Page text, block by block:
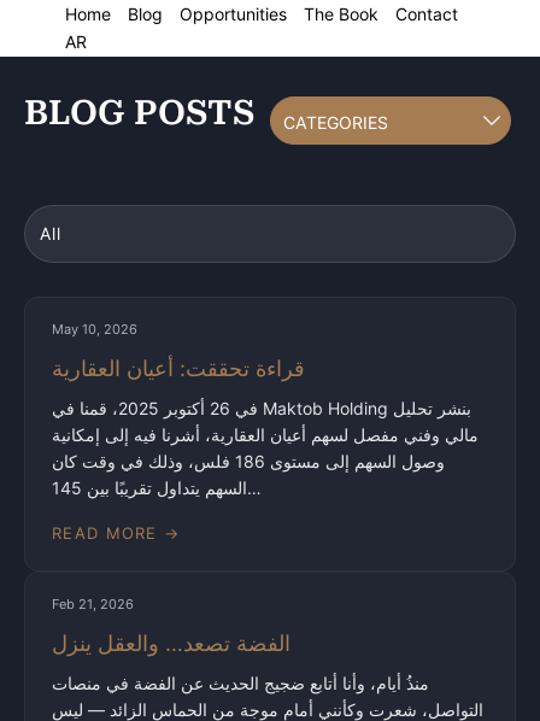
Home Blog Opportunities The Book
Contact
AR
BLOG POSTS
May 10, 2026
قراءة تحققت: أعيان العقارية
في 26 أكتوبر 2025، قمنا في Maktob Holding بنشر تحليل
مالي وفني مفصل لسهم أعيان العقارية، أشرنا فيه إلى إمكانية
وصول السهم إلى مستوى 186 فلس، وذلك في وقت كان
السهم يتداول تقريبًا بين 145…
READ MORE →
Feb 21, 2026
الفضة تصعد… والعقل ينزل
منذُ أيام، وأنا أتابع ضجيج الحديث عن الفضة في منصات
التواصل، شعرت وكأنني أمام موجة من الحماس الزائد — ليس